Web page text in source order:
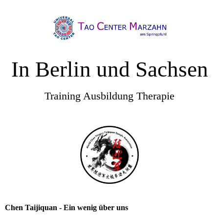
In Berlin und Sachsen
Training Ausbildung Therapie
Chen Taijiquan - Ein wenig über uns